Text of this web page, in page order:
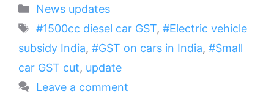
Categories
News updates
Tags
#1500cc diesel car GST, #Electric vehicle
subsidy India, #GST on cars in India, #Small
car GST cut, update
Leave a comment